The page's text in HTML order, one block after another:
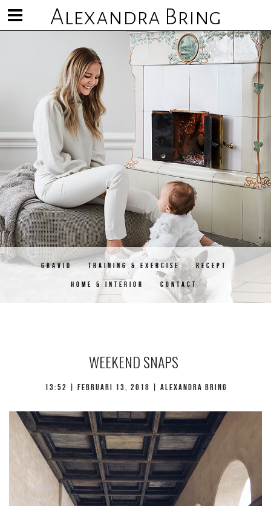
Alexandra Bring
Visa/göm
meny
GRAVID TRAINING & EXERCISE RECEPT
HOME & INTERIOR CONTACT
WEEKEND SNAPS
13:52 | februari 13, 2018 | Alexandra Bring